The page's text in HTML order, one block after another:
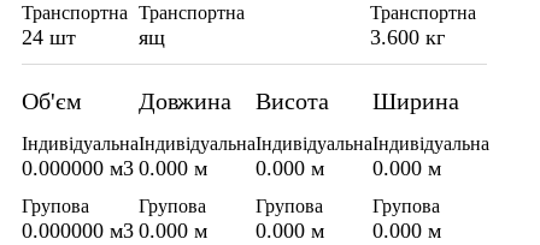
Транспортна
24 шт
Транспортна
ящ
Транспортна
3.600 кг
Об'єм
Індивідуальна
0.000000 м3
Групова
0.000000 м3
Довжина
Індивідуальна
0.000 м
Групова
0.000 м
Висота
Індивідуальна
0.000 м
Групова
0.000 м
Ширина
Індивідуальна
0.000 м
Групова
0.000 м